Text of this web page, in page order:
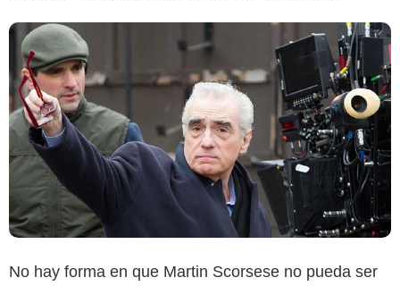
No hay forma en que Martin Scorsese no pueda ser